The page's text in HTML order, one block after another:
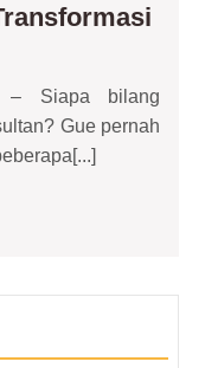
– Siapa bilang
Gue pernah